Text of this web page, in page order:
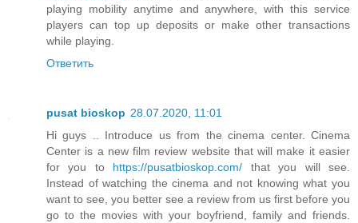
playing mobility anytime and anywhere, with this service
players can top up deposits or make other transactions
while playing.
Ответить
pusat bioskop 28.07.2020, 11:01
Hi guys .. Introduce us from the cinema center. Cinema
Center is a new film review website that will make it easier
for you to https://pusatbioskop.com/ that you will see.
Instead of watching the cinema and not knowing what you
want to see, you better see a review from us first before you
go to the movies with your boyfriend, family and friends.